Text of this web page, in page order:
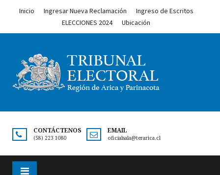
Inicio Ingresar Nueva Reclamación
Ingreso de Escritos
ELECCIONES 2024
Ubicación
CONTÁCTENOS
(58) 223 1080
EMAIL
oficialsala@terarica.cl